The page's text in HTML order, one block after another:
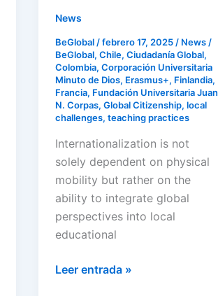
News
BeGlobal /febrero 17, 2025 / News/
BeGlobal, Chile, Ciudadanía Global,
Colombia, Corporación Universitaria
Minuto de Dios, Erasmus+, Finlandia,
Francia, Fundación Universitaria Juan
N. Corpas, Global Citizenship, local
challenges, teaching practices
Internationalization is not
solely dependent on physical
mobility but rather on the
ability to integrate global
perspectives into local
educational
Leer entrada »